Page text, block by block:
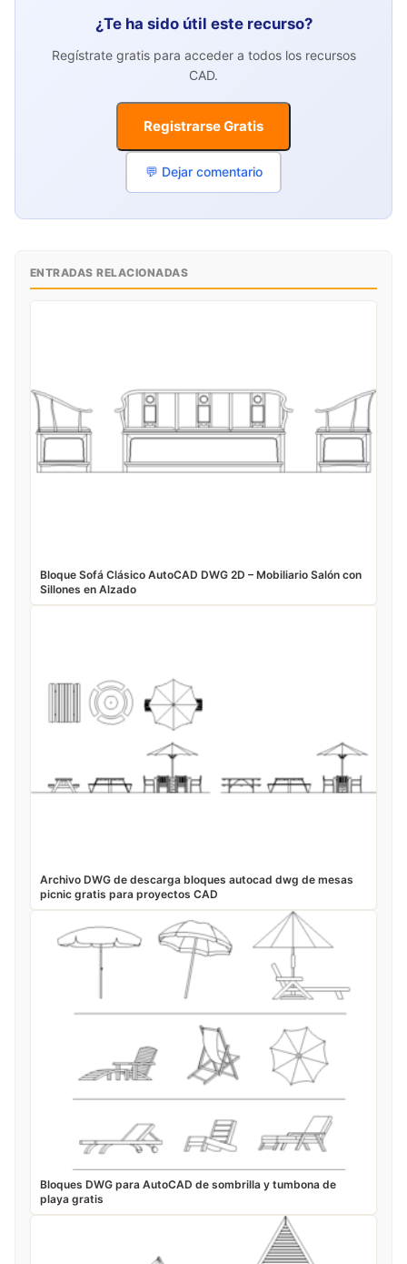
¿Te ha sido útil este recurso?
Regístrate gratis para acceder a todos los recursos
CAD.
Registrarse Gratis
💬 Dejar comentario
ENTRADAS RELACIONADAS
Bloque Sofá Clásico AutoCAD DWG 2D – Mobiliario Salón con
Sillones en Alzado
Archivo DWG de descarga bloques autocad dwg de mesas
picnic gratis para proyectos CAD
Bloques DWG para AutoCAD de sombrilla y tumbona de
playa gratis